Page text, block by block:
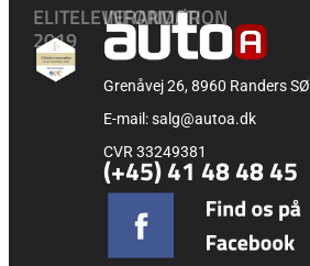
INFORMATION
Grenåvej 26, 8960 Randers SØ
E-mail: salg@autoa.dk
CVR 33249381
(+45) 41 48 48 45
ELITELEVERANDØR
2019